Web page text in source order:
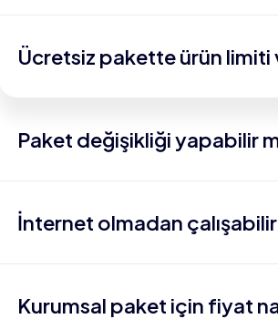
Ücretsiz pakette ürün limiti
Paket değişikliği yapabilir
İnternet olmadan
Kurumsal paket için fiyat